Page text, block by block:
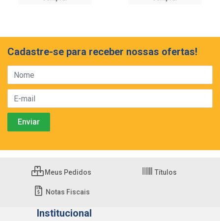
Cadastre-se para receber nossas ofertas!
Meus Pedidos Títulos
Notas Fiscais
Institucional